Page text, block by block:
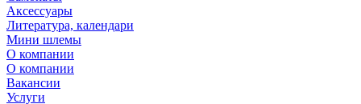
Аксессуары
Литература, календари
Мини шлемы
О компании
О компании
Вакансии
Услуги